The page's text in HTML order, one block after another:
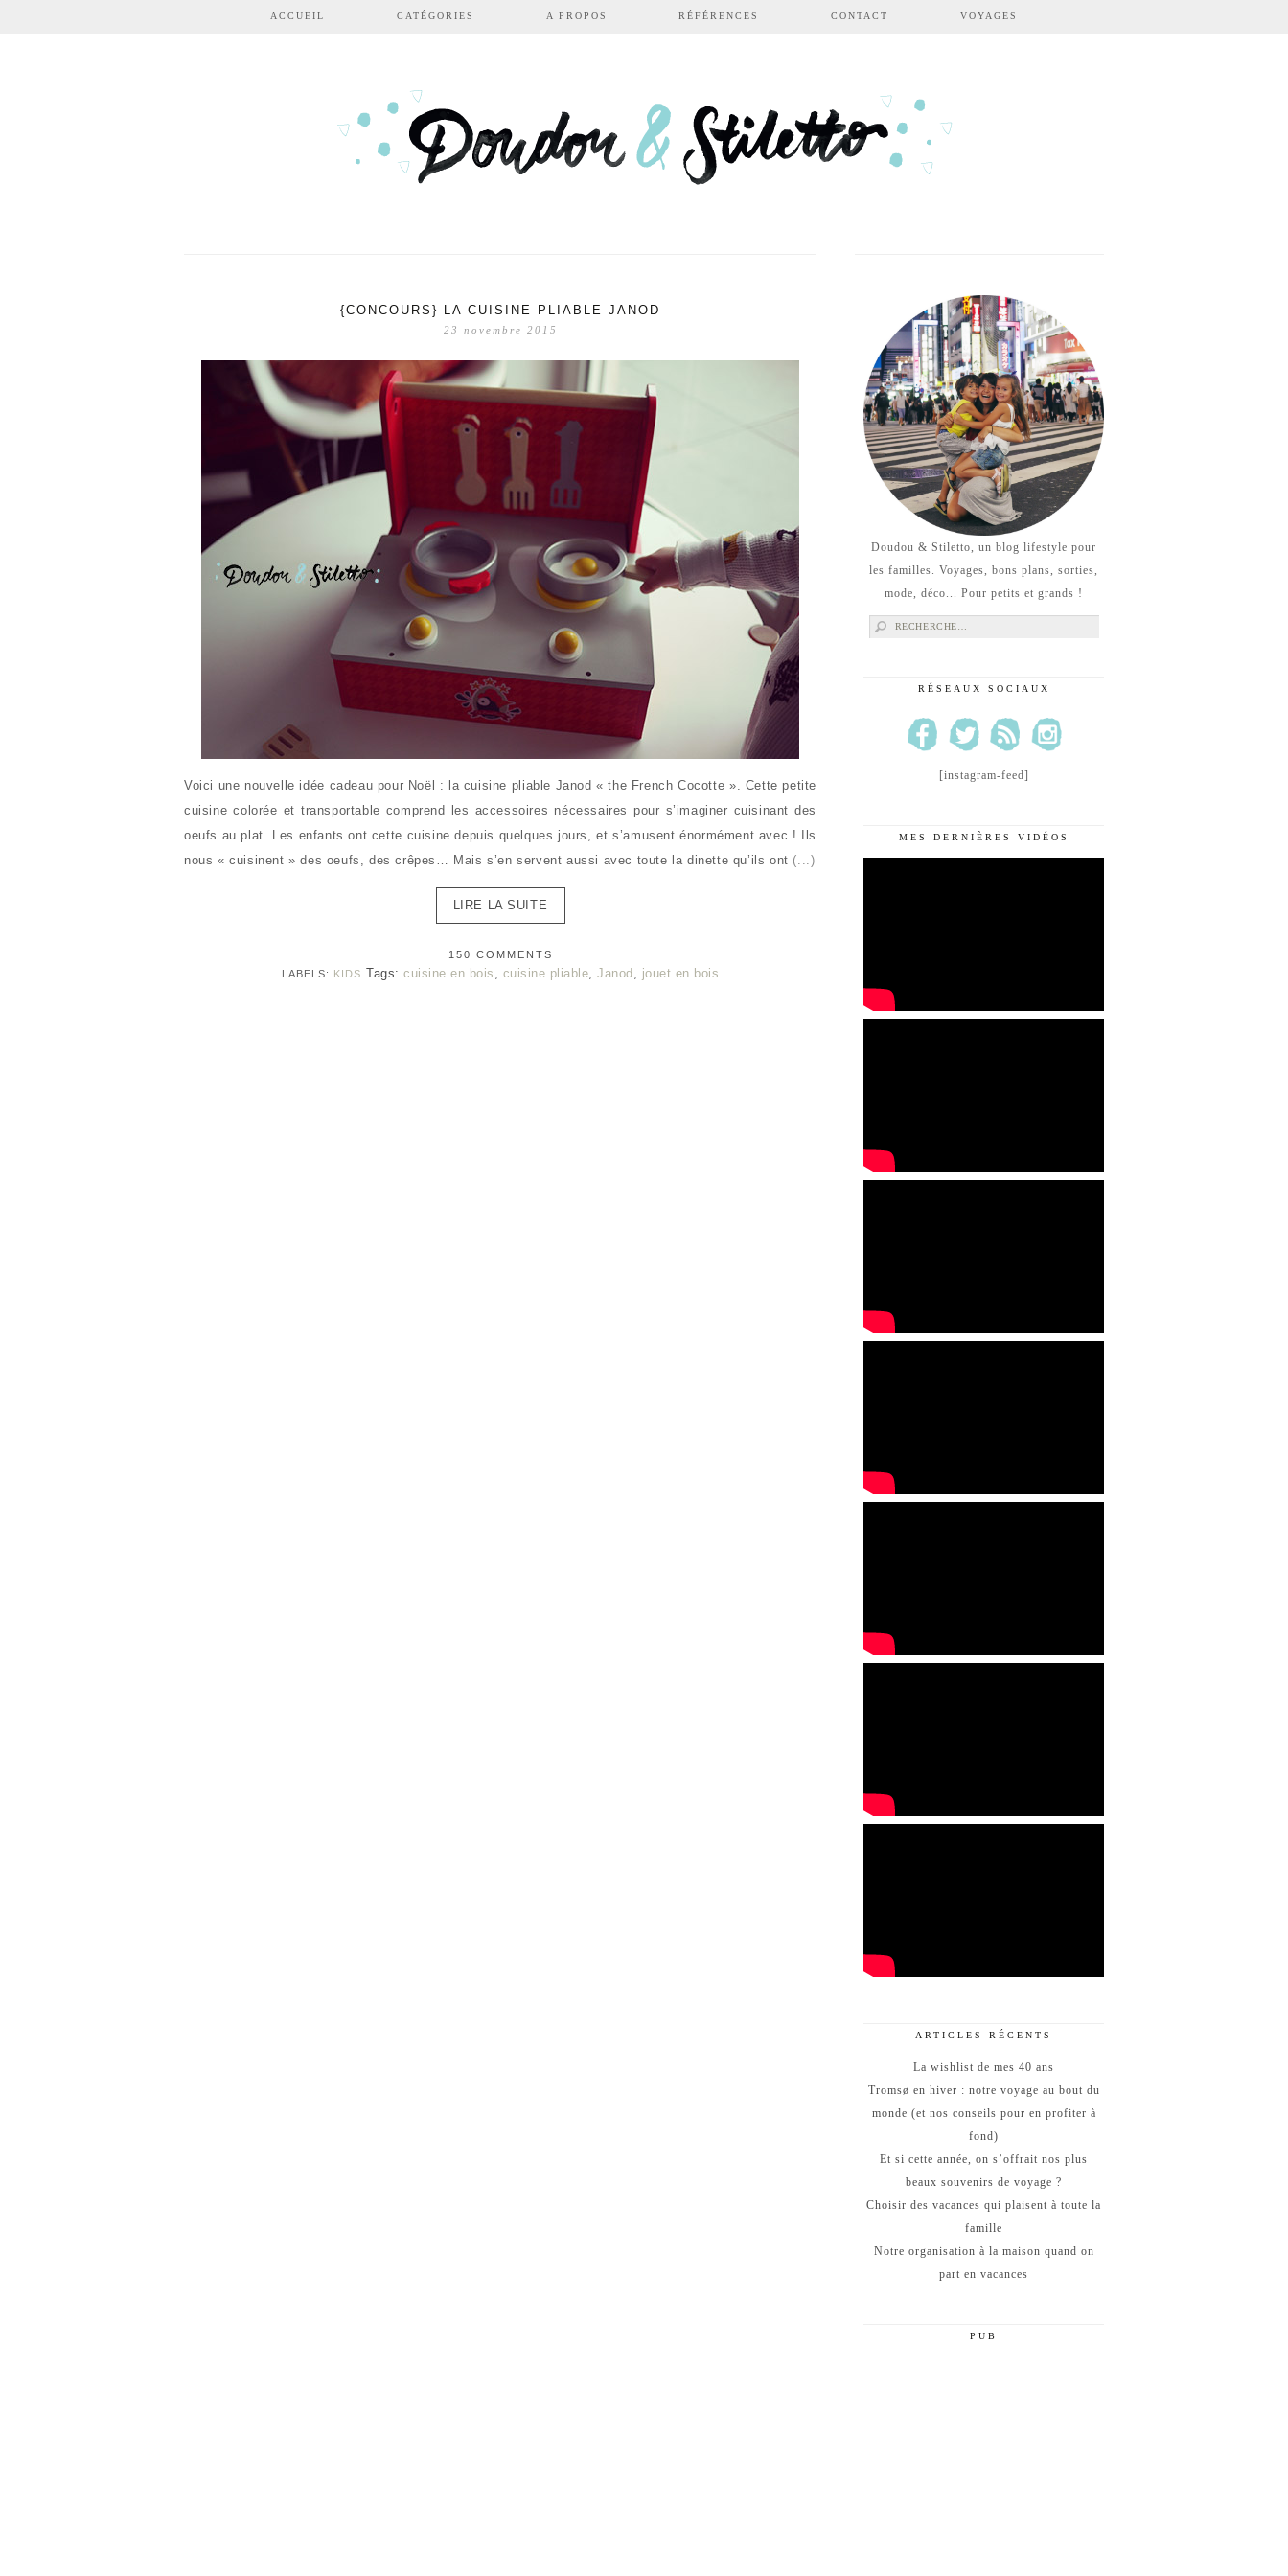
Aller au contenu principal
ACCUEIL CATÉGORIES A PROPOS RÉFÉRENCES CONTACT VOYAGES
{CONCOURS} LA CUISINE PLIABLE JANOD
23 novembre 2015
Voici une nouvelle idée cadeau pour Noël : la cuisine pliable Janod « the French Cocotte ». Cette petite
cuisine colorée et transportable comprend les accessoires nécessaires pour s’imaginer cuisinant des
oeufs au plat. Les enfants ont cette cuisine depuis quelques jours, et s’amusent énormément avec ! Ils
nous « cuisinent » des oeufs, des crêpes… Mais s’en servent aussi avec toute la dinette qu’ils ont (...)
LIRE LA SUITE
150 COMMENTS
LABELS: KIDS Tags: cuisine en bois , cuisine pliable, Janod , jouet en bois
Doudou & Stiletto, un blog lifestyle pour
les familles. Voyages, bons plans, sorties,
mode, déco... Pour petits et grands !
Rechercher :
RÉSEAUX SOCIAUX
[instagram-feed]
MES DERNIÈRES VIDÉOS
ARTICLES RÉCENTS
La wishlist de mes 40 ans
Tromsø en hiver : notre voyage au bout du
monde (et nos conseils pour en profiter à
fond)
Et si cette année, on s’offrait nos plus
beaux souvenirs de voyage ?
Choisir des vacances qui plaisent à toute la
famille
Notre organisation à la maison quand on
part en vacances
PUB